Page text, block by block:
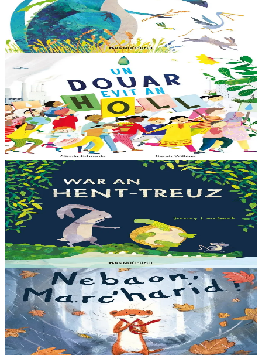
Dreistordinal eo ti nevez Eflammez. Bleunioù zo, geot flour hag
amezeien plijus-tre. Sur eo ?... - N’out ket evit chom amañ ! a huch
al loened all dezhi. Ha...
Er stok13,00 €
Bannoù-heol
Un douar evit an holl
Bras-divent eo hor planedenn ha kaer-meurbet ivez, met ezhomm he
deus ouzhin hag ouzhit. Reiñ da gompren gwelloc’h efedoù Mab-
den war hor planedenn a ra al levr kaer-mañ....
Er stok13,00 €
3 bloaz hag ouzhpenn
Bannoù-heol
War an hent-treuz
Piv a oar peseurt loened a c’haller gwelet er paludoù pa vez an noz
o serriñ ?... N’eus krokodil ebet avat. Peursur eo Logodennig. N’eo
ket ken sur he mignoned...
Er stok13,00 €
3 bloaz hag ouzhpenn
Bannoù-heol
Nebaon, Marc'harid !
An avel, ar glav... Ne blij ket tamm enet da Varc'harid Koant...
Spontet-mik e vez bewech zoken. Daoust ha Lagadeg, he mignonez
nevez, a zeuio a-benn da lakaat...